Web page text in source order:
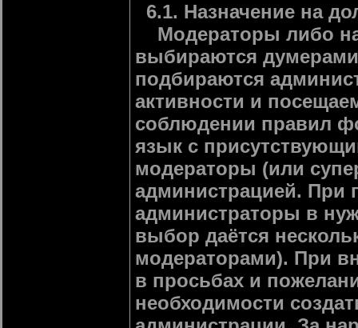
6.1. Назначение на
Модераторы либо
выбираются
подбираются
активности и
соблюдении правил
язык с
модераторы (или
администрацией. При
администраторы в
выбор даётся
модераторами). При
в просьбах и
необходимости